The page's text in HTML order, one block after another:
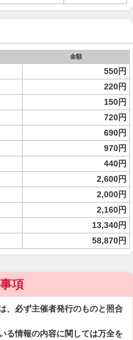
金額
550円
220円
150円
720円
690円
970円
440円
2,600円
2,000円
2,160円
13,340円
58,870円
項
、必ず主催者発行のものと照合
る情報の内容に関しては万全を